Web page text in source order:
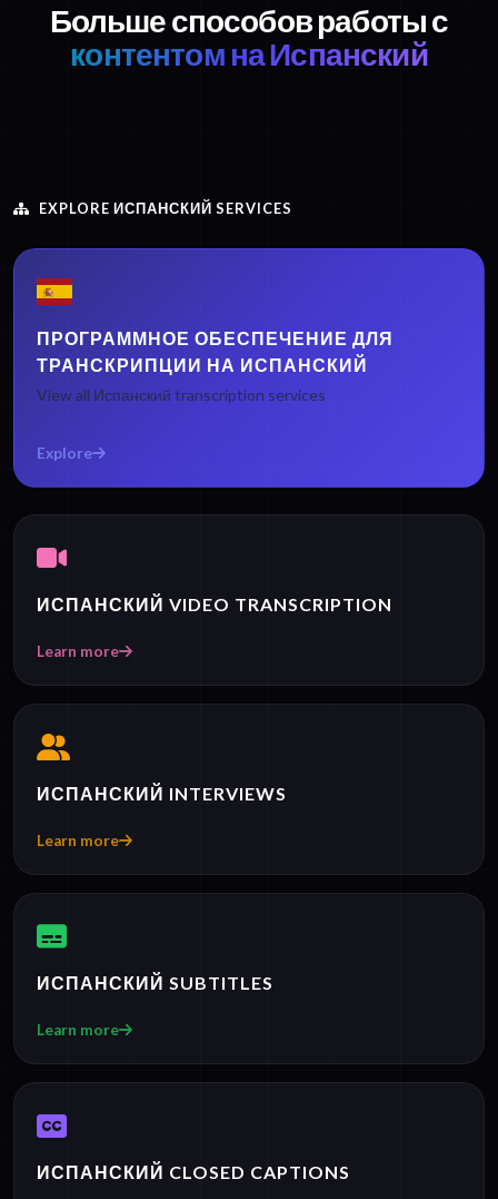
Больше способов работы с
контентом на Испанский
EXPLORE ИСПАНСКИЙ SERVICES
ПРОГРАММНОЕ ОБЕСПЕЧЕНИЕ ДЛЯ
ТРАНСКРИПЦИИ НА ИСПАНСКИЙ
View all Испанский transcription services
Explore
ИСПАНСКИЙ VIDEO TRANSCRIPTION
Learn more
ИСПАНСКИЙ INTERVIEWS
Learn more
ИСПАНСКИЙ SUBTITLES
Learn more
ИСПАНСКИЙ CLOSED CAPTIONS